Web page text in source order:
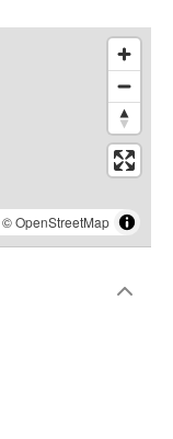
©OpenStreetMap